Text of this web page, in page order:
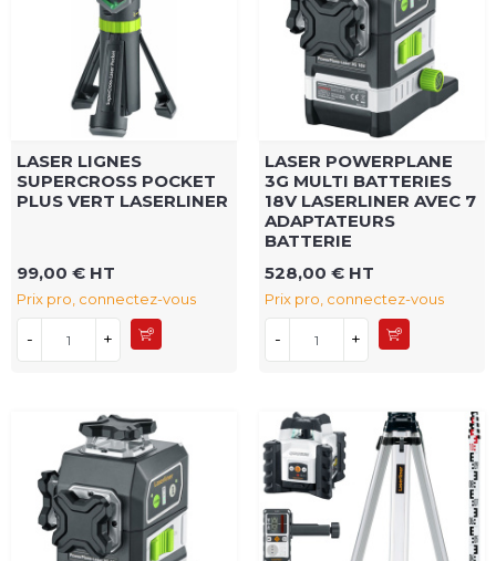
LASER LIGNES
SUPERCROSS POCKET
PLUS VERT LASERLINER
99,00 € HT
Prix pro, connectez-vous
- +
LASER POWERPLANE
3G MULTI BATTERIES
18V LASERLINER AVEC 7
ADAPTATEURS
BATTERIE
528,00 € HT
Prix pro, connectez-vous
- +